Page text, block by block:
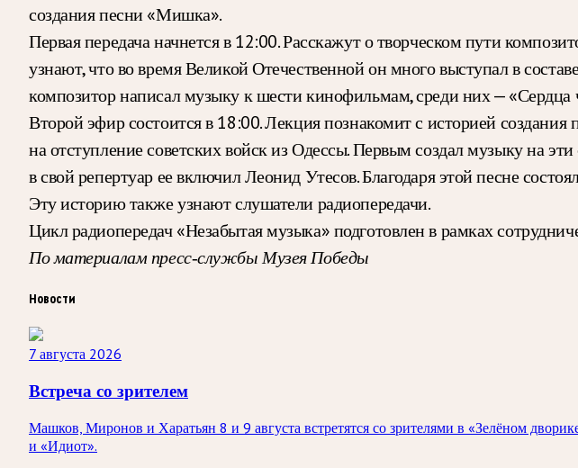
создания песни «Мишка».
Первая передача начнется в 12:00. Расскажут о творческом пути
узнают, что во время Великой Отечественной он много выступал в
композитор написал музыку к шести кинофильмам, среди них — «Сердца
Второй эфир состоится в 18:00. Лекция познакомит с историей
на отступление советских войск из Одессы. Первым создал музыку на
в свой репертуар ее включил Леонид Утесов. Благодаря этой песне
Эту историю также узнают слушатели радиопередачи.
Цикл радиопередач «Незабытая музыка» подготовлен в рамках
По материалам пресс-службы Музея Победы
Новости
7 августа 2026
Встреча со зрителем
Машков, Миронов и Харатьян 8 и 9 августа встретятся со зрителями в «Зелёном
и «Идиот».